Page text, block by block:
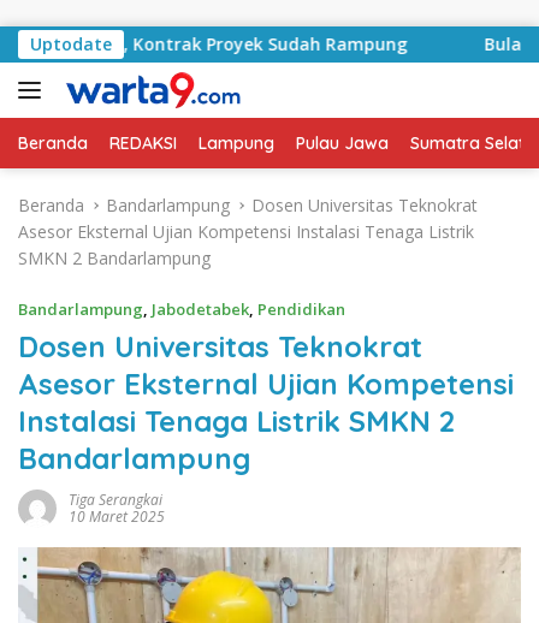
Uptodate
Kontrak Proyek Sudah Rampung Bulan
Beranda REDAKSI Lampung Pulau Jawa Sumatra
Beranda Bandarlampung
Dosen Universitas Teknokrat
Asesor Eksternal Ujian Kompetensi Instalasi Tenaga Listrik
SMKN 2 Bandarlampung
Bandarlampung, Jabodetabek, Pendidikan
Dosen Universitas Teknokrat
Asesor Eksternal Ujian Kompetensi
Instalasi Tenaga Listrik SMKN 2
Bandarlampung
Tiga Serangkai
10 Maret 2025